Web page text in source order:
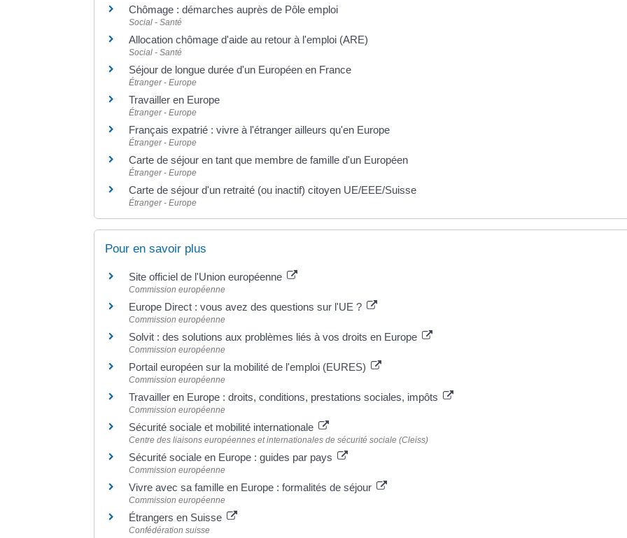
Chômage : démarches auprès de Pôle emploi
Social - Santé
Allocation chômage d'aide au retour à l'emploi (ARE)
Social - Santé
Séjour de longue durée d'un Européen en France
Étranger - Europe
Travailler en Europe
Étranger - Europe
Français expatrié : vivre à l'étranger ailleurs qu'en Europe
Étranger - Europe
Carte de séjour en tant que membre de famille d'un Européen
Étranger - Europe
Carte de séjour d'un retraité (ou inactif) citoyen UE/EEE/Suisse
Étranger - Europe
Pour en savoir plus
Site officiel de l'Union européenne
Commission européenne
Europe Direct : vous avez des questions sur l'UE ?
Commission européenne
Solvit : des solutions aux problèmes liés à vos droits en Europe
Commission européenne
Portail européen sur la mobilité de l'emploi (EURES)
Commission européenne
Travailler en Europe : droits, conditions, prestations sociales, impôts
Commission européenne
Sécurité sociale et mobilité internationale
Centre des liaisons européennes et internationales de sécurité sociale (Cleiss)
Sécurité sociale en Europe : guides par pays
Commission européenne
Vivre avec sa famille en Europe : formalités de séjour
Commission européenne
Étrangers en Suisse
Confédération suisse